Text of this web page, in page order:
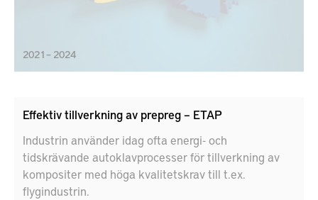
2021 – 2024
Effektiv tillverkning av prepreg – ETAP
Industrin använder idag ofta energi- och
tidskrävande autoklavprocesser för tillverkning av
kompositer med höga kvalitetskrav till t.ex.
flygindustrin.